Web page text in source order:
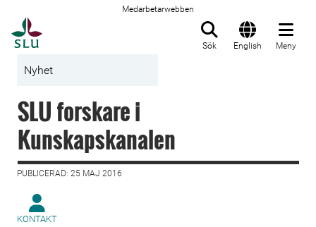
Medarbetarwebben
Sök English Meny
Nyhet
SLU forskare i
Kunskapskanalen
PUBLICERAD: 25 MAJ 2016
KONTAKT